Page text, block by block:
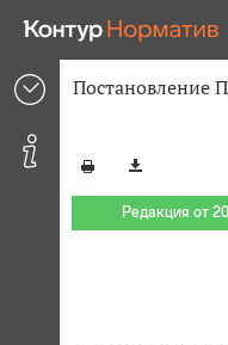
Постановление
Редакция от